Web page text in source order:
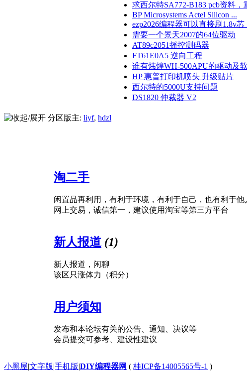
求西尔特SA772-B183 pcb资料，
BP Microsystems Actel Silicon ...
ezp2026编程器可以直接刷1.8v芯
需要一个景天2007的64位驱动
AT89c2051摇控测码器
FT61E0A5 逆向工程
谁有炜煌WH-500APU的驱动及
HP 惠普打印机喷头 升级贴片
西尔特的5000U支持问题
DS1820 仲裁器 V2
分区版主: liyf, hdzl
淘二手
闲置品再利用，有利于环境，有利于自己，也有利于他
网上交易，诚信第一，建议使用淘宝等第三方平台
新人报道 (1)
新人报道，闲聊
该区只涨体力（积分）
用户须知
发布和本论坛有关的公告、通知、决议等
会员提交可参考、建设性建议
小黑屋|文字版|手机版|DIY编程器网 ( 桂ICP备14005565号-1 )